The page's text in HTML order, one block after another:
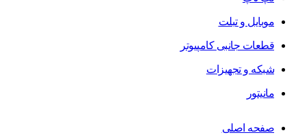
موبایل و تبلت
قطعات جانبی کامپیوتر
شبکه و تجهیزات
مانیتور
صفحه اصلی